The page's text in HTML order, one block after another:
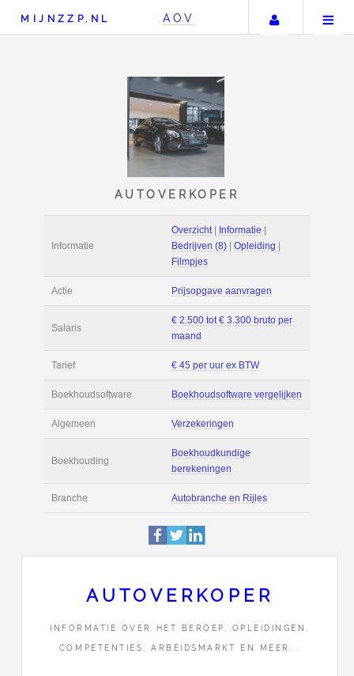
MIJNZZP.NL AOV Uw
AUTOVERKOPER
Overzicht
Filmpjes
Prijsopgave
Salaris
€ 45 per uur ex
Boekhoudsoftware
Algemeen Verzekeringen
Boekhoudkundige
berekeningen
AUTOVERKOPER
INFORMATIE OVER HET BEROEP, OPLEIDINGEN,
COMPETENTIES, ARBEIDSMARKT EN MEER...